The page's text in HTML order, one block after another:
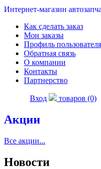
Интернет-магазин
Как сделать заказ
Мои заказы
Профиль пользователя
Обратная связь
О компании
Контакты
Партнерство
Вход товаров (0)
Акции
Все акции...
Новости